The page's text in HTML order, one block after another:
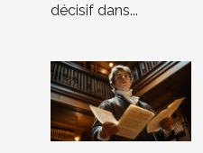
décisif dans...